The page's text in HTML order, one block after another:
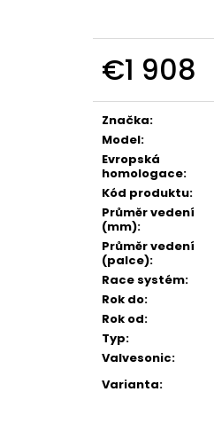
€1 908
price:
Značka:
Model:
Evropská
homologace:
Kód produktu:
Průměr vedení
(mm):
Průměr vedení
(palce):
Race systém:
Rok do:
Rok od:
Typ:
Valvesonic:
Varianta:
MODUL
EA888.1/2
APR
€60